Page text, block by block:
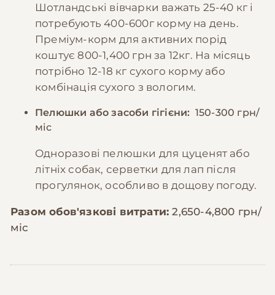
Шотландські вівчарки важать 25-40 кг і
потребують 400-600г корму на день.
Преміум-корм для активних порід
коштує 800-1,400 грн за 12кг. На місяць
потрібно 12-18 кг сухого корму або
комбінація сухого з вологим.
Пелюшки або засоби гігієни: 150-300 грн/
міс
Одноразові пелюшки для цуценят або
літніх собак, серветки для лап після
прогулянок, особливо в дощову погоду.
Разом обов'язкові витрати:2,650-4,800 грн/
міс